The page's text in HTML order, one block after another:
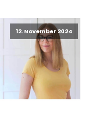
12. November 2024